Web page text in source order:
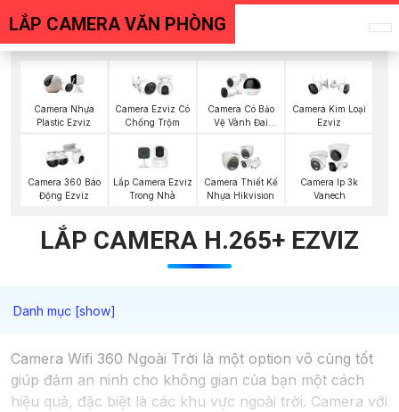
LẮP CAMERA VĂN PHÒNG
Camera Nhựa
Plastic Ezviz
Camera Ezviz Có
Chống Trộm
Camera Có Bảo
Vệ Vành Đai
Camera Kim Loại
Ezviz
Camera 360 Báo
Động Ezviz
Lắp Camera Ezviz
Trong Nhà
Camera Thiết Kế
Nhựa Hikvision
Camera Ip 3k
Vanech
LẮP CAMERA H.265+ EZVIZ
Camera Wifi 360 Ngoài Trời là một option vô cùng tốt
giúp đảm an ninh cho không gian của bạn một cách
hiệu quả, đặc biệt là các khu vực ngoài trời. Camera với